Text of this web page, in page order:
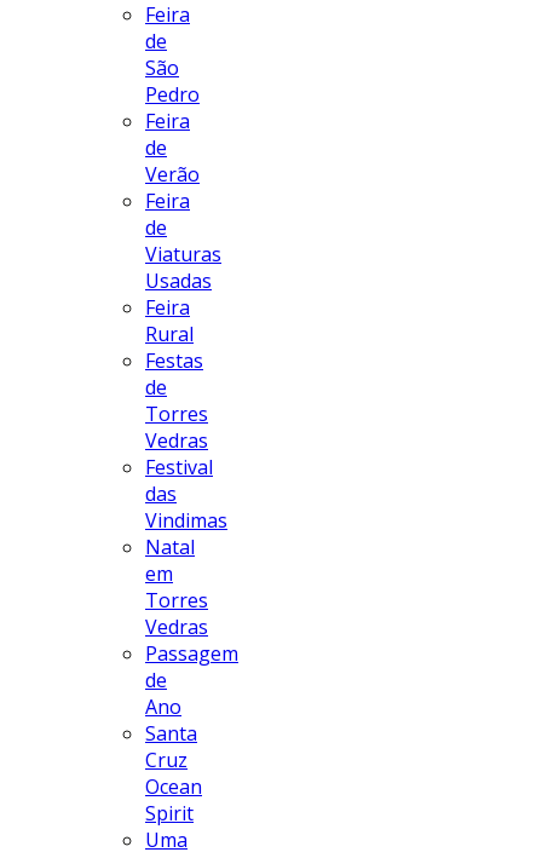
Feira
de
São
Pedro
Feira
de
Verão
Feira
de
Viaturas
Usadas
Feira
Rural
Festas
de
Torres
Vedras
Festival
das
Vindimas
Natal
em
Torres
Vedras
Passagem
de
Ano
Santa
Cruz
Ocean
Spirit
Uma